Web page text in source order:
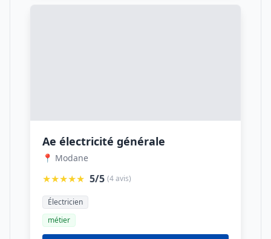
Ae électricité générale
📍 Modane
★★★★★ 5/5 (4 avis)
Électricien
métier